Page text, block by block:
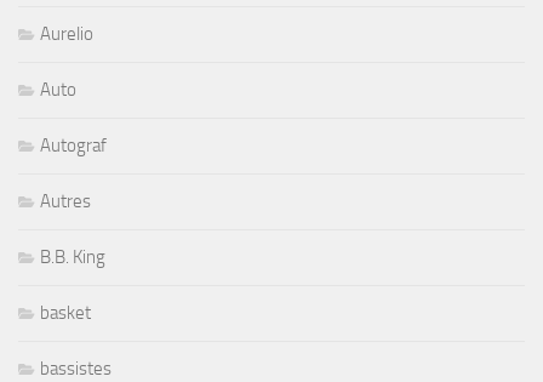
Aurelio
Auto
Autograf
Autres
B.B. King
basket
bassistes